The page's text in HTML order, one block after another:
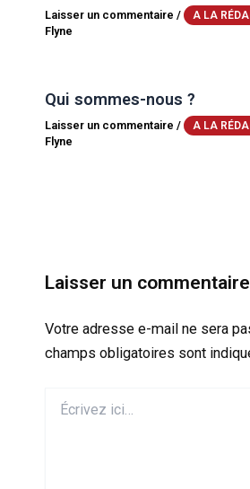
Laisser un commentaire / A LA
Flyne
Qui sommes-nous ?
Laisser un commentaire / A LA
Flyne
Laisser un commentaire
Votre adresse e-mail ne sera
champs obligatoires sont
ici…